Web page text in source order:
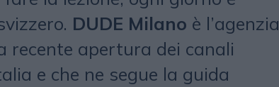
DUDE Milano è l’agenzia
recente apertura dei canali
e che ne segue la guida